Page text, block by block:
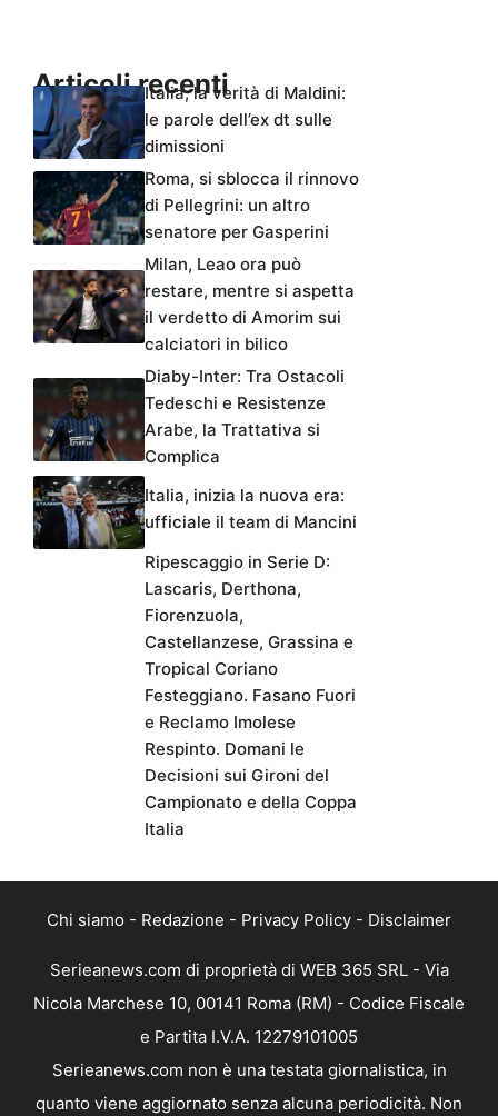
Articoli recentiItalia, la verità di Maldini:
le parole dell’ex dt sulle
dimissioni
Roma, si sblocca il rinnovo
di Pellegrini: un altro
senatore per Gasperini
Milan, Leao ora può
restare, mentre si aspetta
il verdetto di Amorim sui
calciatori in bilico
Diaby-Inter: Tra Ostacoli
Tedeschi e Resistenze
Arabe, la Trattativa si
Complica
Italia, inizia la nuova era:
ufficiale il team di Mancini
Ripescaggio in Serie D:
Lascaris, Derthona,
Fiorenzuola,
Castellanzese, Grassina e
Tropical Coriano
Festeggiano. Fasano Fuori
e Reclamo Imolese
Respinto. Domani le
Decisioni sui Gironi del
Campionato e della Coppa
Italia
Chi siamo - Redazione - Privacy Policy - Disclaimer
Serieanews.com di proprietà di WEB 365 SRL - Via
Nicola Marchese 10, 00141 Roma (RM) - Codice Fiscale
e Partita I.V.A. 12279101005
Serieanews.com non è una testata giornalistica, in
quanto viene aggiornato senza alcuna periodicità. Non